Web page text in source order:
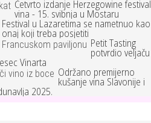
Četvrto izdanje Herzegowine festival
vina - 15. svibnja u Mostaru
Festival u Lazaretima se nametnuo kao
onaj koji treba posjetiti
Petit Tasting
potvrdio veljaču
Vinarta
Održano premijerno
kušanje vina Slavonije i
2025.